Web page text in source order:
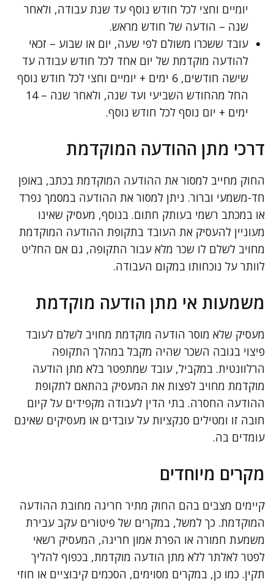
יומיים וחצי לכל חודש נוסף עד שנת עבודה, ולאחר
שנה – הודעה של חודש מראש.
עובד ששכרו משולם לפי שעה, יום או שבוע – זכאי
להודעה מוקדמת של יום אחד לכל חודש עבודה עד
שישה חודשים, 6 ימים + יומיים וחצי לכל חודש נוסף
החל מהחודש השביעי ועד שנה, ולאחר שנה – 14
ימים + יום נוסף לכל חודש נוסף.
דרכי מתן ההודעה המוקדמת
החוק מחייב למסור את ההודעה המוקדמת בכתב, באופן
חד-משמעי וברור. ניתן למסור את ההודעה במסמך נפרד
או במכתב רשמי בעותק חתום. בנוסף, מעסיק שאינו
מעוניין להעסיק את העובד בתקופת ההודעה המוקדמת
מחויב לשלם לו שכר מלא עבור התקופה, גם אם החליט
לוותר על נוכחותו במקום העבודה.
משמעות אי מתן הודעה מוקדמת
מעסיק שלא מוסר הודעה מוקדמת מחויב לשלם לעובד
פיצוי בגובה השכר שהיה מקבל במהלך התקופה
הרלוונטית. במקביל, עובד שמתפטר בלא מתן הודעה
מוקדמת מחויב לפצות את המעסיק בהתאם לתקופת
ההודעה החסרה. בתי הדין לעבודה מקפידים על קיום
חובה זו ומטילים סנקציות על עובדים או מעסיקים שאינם
עומדים בה.
מקרים מיוחדים
קיימים מצבים בהם החוק מתיר חריגה מחובת ההודעה
המוקדמת. כך למשל, במקרים של פיטורים עקב עבירת
משמעת חמורה או הפרת אמון חריגה, המעסיק רשאי
לפטר לאלתר ללא מתן הודעה מוקדמת, בכפוף להליך
תקין. כמו כן, במקרים מסוימים, הסכמים קיבוציים או חוזי